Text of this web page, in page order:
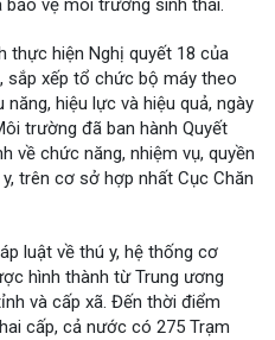
vệ môi trường sinh thái.
thực hiện Nghị quyết 18 của
sắp xếp tổ chức bộ máy theo
hiệu lực và hiệu quả, ngày
trường đã ban hành Quyết
về chức năng, nhiệm vụ, quyền
trên cơ sở hợp nhất Cục Chăn
luật về thú y, hệ thống cơ
hình thành từ Trung ương
và cấp xã. Đến thời điểm
cấp, cả nước có 275 Trạm